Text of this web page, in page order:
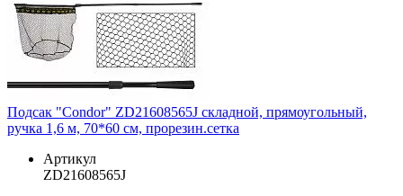
Подсак "Condor" ZD21608565J складной, прямоугольный,
ручка 1,6 м, 70*60 см, прорезин.сетка
Артикул
ZD21608565J